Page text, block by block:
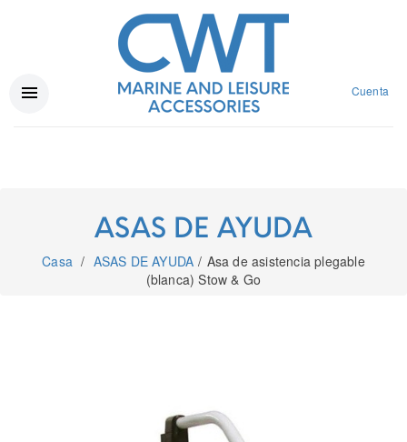
Cuenta
ASAS DE AYUDA
Casa ASAS DE AYUDA
Asa de asistencia plegable
(blanca) Stow & Go